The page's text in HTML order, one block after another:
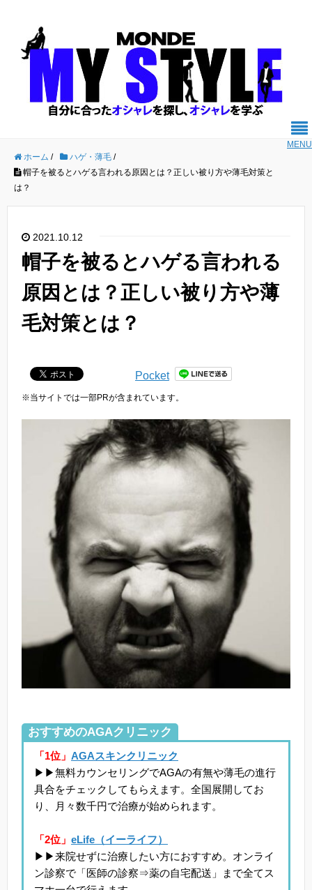
MENU
ホーム / ハゲ・薄毛 /
帽子を被るとハゲる言われる原因とは？正しい被り方や薄毛対策と
は？
2021.10.12
帽子を被るとハゲる言われる
原因とは？正しい被り方や薄
毛対策とは？
Pocket
※当サイトでは一部PRが含まれています。
おすすめのAGAクリニック
「1位」 AGAスキンクリニック
▶▶無料カウンセリングでAGAの有無や薄毛の進行
具合をチェックしてもらえます。全国展開してお
り、月々数千円で治療が始められます。
「2位」 eLife（イーライフ）
▶▶来院せずに治療したい方におすすめ。オンライ
ン診察で「医師の診察⇒薬の自宅配送」まで全てス